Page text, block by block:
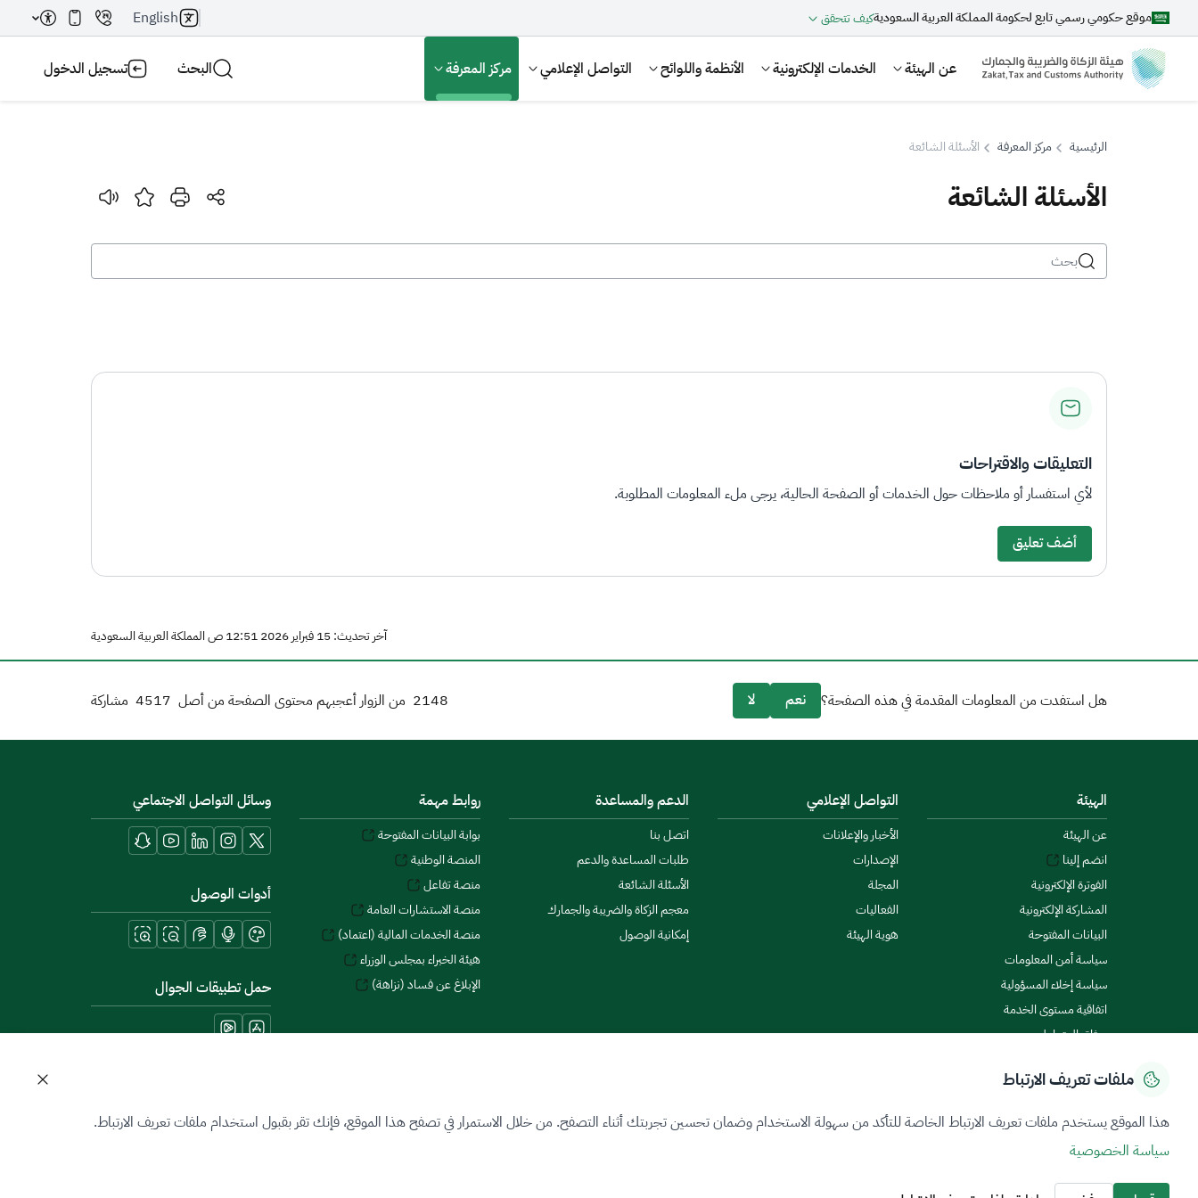
موقع حكومي رسمي تابع لحكومة المملكة العربية السعوديةكيف تتحقق English
عن الهيئة الخدمات الإلكترونية الأنظمة واللوائح التواصل الإعلامي مركز المعرفة البحث تسجيل الدخول
بحث
الرئيسية مركز المعرفة الأسئلة الشائعة
الأسئلة الشائعة
التعليقات والاقتراحات
لأي استفسار أو ملاحظات حول الخدمات أو الصفحة الحالية، يرجى ملء المعلومات المطلوبة.
أضف تعليق
آخر تحديث: 15 فبراير 2026 12:51 ص المملكة العربية السعودية
2148 من الزوار أعجبهم محتوى الصفحة من أصل 4517 مشاركة هل استفدت من المعلومات المقدمة في هذه الصفحة؟ نعم لا
الهيئة
عن الهيئة
انضم إلينا
الفوترة الإلكترونية
المشاركة الإلكترونية
البيانات المفتوحة
سياسة أمن المعلومات
سياسة إخلاء المسؤولية
اتفاقية مستوى الخدمة
ميثاق المتعاملين
التواصل الإعلامي
الأخبار والإعلانات
الإصدارات
المجلة
الفعاليات
هوية الهيئة
الدعم والمساعدة
اتصل بنا
طلبات المساعدة والدعم
الأسئلة الشائعة
معجم الزكاة والضريبة والجمارك
إمكانية الوصول
روابط مهمة
بوابة البيانات المفتوحة
المنصة الوطنية
منصة تفاعل
منصة الاستشارات العامة
منصة الخدمات المالية (اعتماد)
هيئة الخبراء بمجلس الوزراء
الإبلاغ عن فساد (نزاهة)
وسائل التواصل الاجتماعي
أدوات الوصول
حمل تطبيقات الجوال
جميع الحقوق محفوظة 2026 © ZATCA.GOV.SA
ملفات تعريف الارتباط
هذا الموقع يستخدم ملفات تعريف الارتباط الخاصة للتأكد من سهولة الاستخدام وضمان تحسين تجربتك أثناء التصفح. من خلال الاستمرار في تصفح هذا الموقع، فإنك تقر بقبول استخدام ملفات تعريف الارتباط.
سياسة الخصوصية